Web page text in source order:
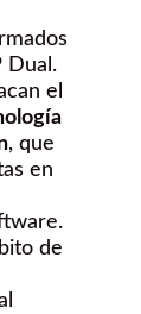
Dual.
el
, que
en
de